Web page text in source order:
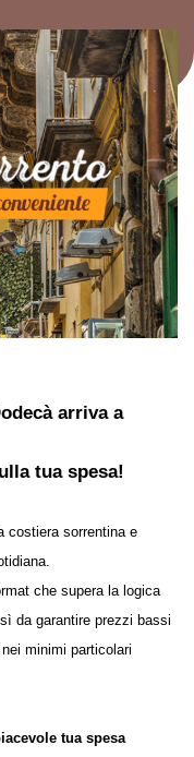
arriva a
tua spesa!
costiera sorrentina e
che supera la logica
da garantire prezzi bassi
minimi particolari
tua spesa